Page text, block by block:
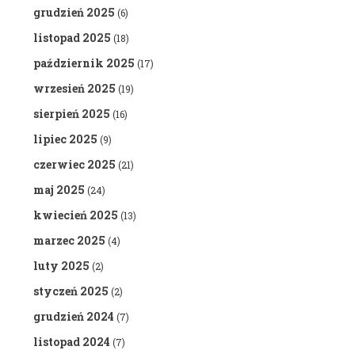
grudzień 2025 (6)
listopad 2025 (18)
październik 2025 (17)
wrzesień 2025 (19)
sierpień 2025 (16)
lipiec 2025 (9)
czerwiec 2025 (21)
maj 2025 (24)
kwiecień 2025 (13)
marzec 2025 (4)
luty 2025 (2)
styczeń 2025 (2)
grudzień 2024 (7)
listopad 2024 (7)